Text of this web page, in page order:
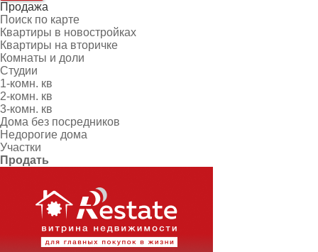
Продажа
Поиск по карте
Квартиры в новостройках
Квартиры на вторичке
Комнаты и доли
Студии
1-комн. кв
2-комн. кв
3-комн. кв
Дома без посредников
Недорогие дома
Участки
Продать